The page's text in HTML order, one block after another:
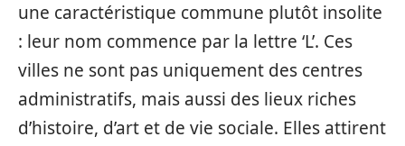
une caractéristique commune plutôt insolite
: leur nom commence par la lettre ‘L’. Ces
villes ne sont pas uniquement des centres
administratifs, mais aussi des lieux riches
d’histoire, d’art et de vie sociale. Elles attirent